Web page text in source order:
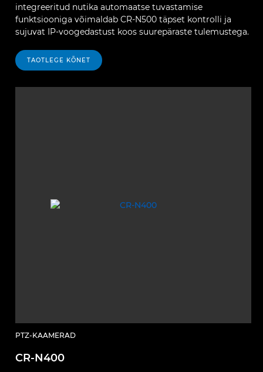
integreeritud nutika automaatse tuvastamise
funktsiooniga võimaldab CR-N500 täpset kontrolli ja
sujuvat IP-voogedastust koos suurepäraste tulemustega.
TAOTLEGE KÕNET
PTZ-KAAMERAD
CR-N400